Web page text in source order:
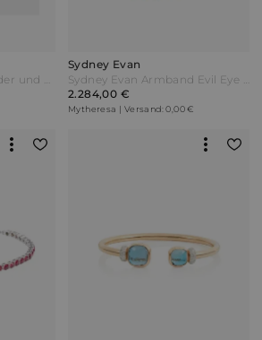
Sydney Evan
2.284,00 €
Mytheresa | Versand: 0,00 €